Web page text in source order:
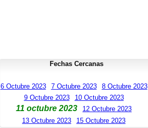
Fechas Cercanas
6 Octubre 2023 7 Octubre 2023
8 Octubre 2023
9 Octubre 2023
10 Octubre 2023
11 octubre 2023
12 Octubre 2023
13 Octubre 2023
15 Octubre 2023